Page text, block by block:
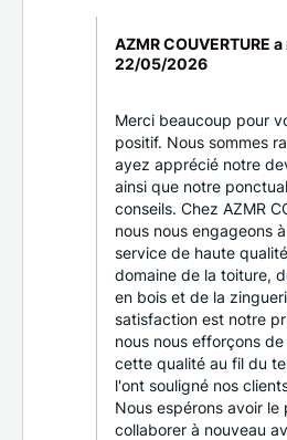
AZMR COUVERTURE
22/05/2026
Merci beaucoup pour
positif. Nous sommes
ayez apprécié notre
ainsi que notre
conseils. Chez AZMR
nous nous engageons
service de haute
domaine de la toiture,
en bois et de la
satisfaction est notre
nous nous efforçons
cette qualité au fil du
l'ont souligné nos
Nous espérons avoir le
collaborer à nouveau